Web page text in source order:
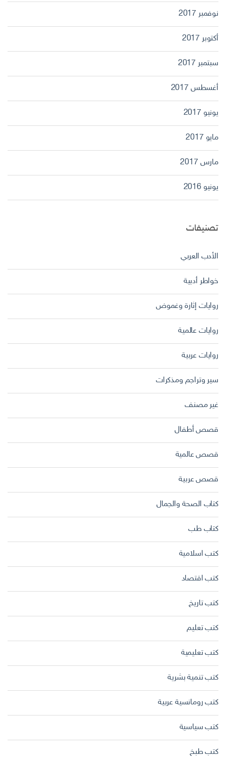
نوفمبر 2017
أكتوبر 2017
سبتمبر 2017
أغسطس 2017
يونيو 2017
مايو 2017
مارس 2017
يونيو 2016
تصنيفات
الأدب العربي
خواطر أدبية
روايات إثارة وغموض
روايات عالمية
روايات عربية
سير وتراجم ومذكرات
غير مصنف
قصص أطفال
قصص عالمية
قصص عربية
كتاب الصحة والجمال
كتاب طب
كتب اسلامية
كتب اقتصاد
كتب تاريخ
كتب تعليم
كتب تعليمية
كتب تنمية بشرية
كتب رومانسية عربية
كتب سياسية
كتب طبخ